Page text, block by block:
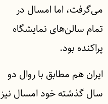
می‌گرفت، اما امسال در
تمام سالن‌های نمایشگاه
پراکنده بود.
ایران هم مطابق با روال دو
سال گذشته خود امسال نیز